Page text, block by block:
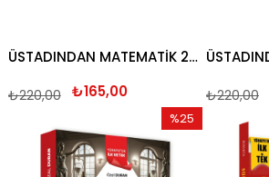
ÜSTADINDAN MATEMATİK 2026
₺165,00
₺220,00 ₺220,00
%25
İndirim
%25İndirim